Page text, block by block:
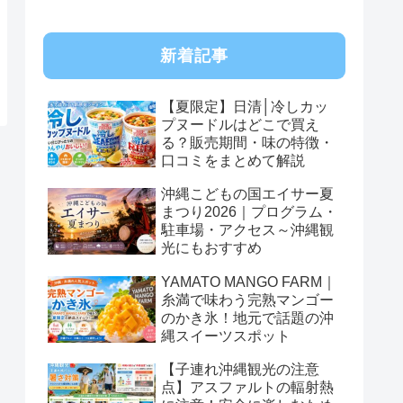
新着記事
【夏限定】日清│冷しカッ
プヌードルはどこで買え
る？販売期間・味の特徴・
口コミをまとめて解説
沖縄こどもの国エイサー夏
まつり2026｜プログラム・
駐車場・アクセス～沖縄観
光にもおすすめ
YAMATO MANGO FARM｜
糸満で味わう完熟マンゴー
のかき氷！地元で話題の沖
縄スイーツスポット
【子連れ沖縄観光の注意
点】アスファルトの輻射熱